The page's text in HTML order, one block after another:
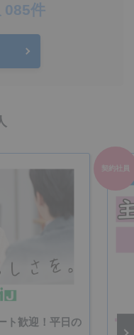
085件
ト歓迎！平日の
契約社員